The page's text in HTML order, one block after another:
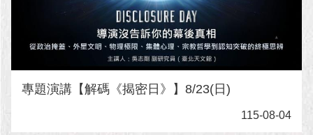
專題演講【解碼《揭密日》】8/23(日)
115-08-04